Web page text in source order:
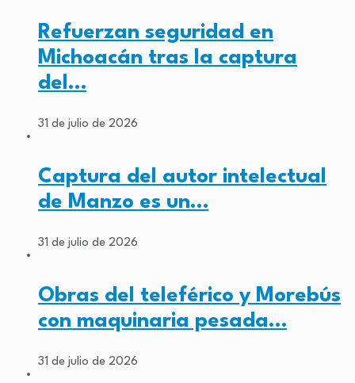
Refuerzan seguridad en
Michoacán tras la captura
del…
31 de julio de 2026
Captura del autor intelectual
de Manzo es un…
31 de julio de 2026
Obras del teleférico y Morebús
con maquinaria pesada…
31 de julio de 2026